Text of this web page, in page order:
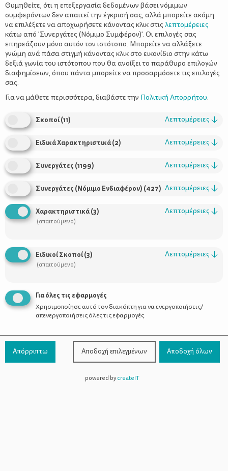
Ήλιος: Ελιξίριο για την ψυχή και το νου
– Τι δείχνουν οι έρευνες
Χρήσιμοι Σύνδεσμοι
Προϊόντα
Επικοινωνία
800-1199-800(από σταθερό,
χωρίς χρέωση)
Θυμηθείτε, ότι η επεξεργασία δεδομένων βάσει νόμιμων
συμφερόντων δεν απαιτεί την έγκρισή σας, αλλά μπορείτε ακόμη
να επιλέξετε να αποχωρήσετε κάνοντας κλικ στις λεπτομέρειες
κάτω από 'Συνεργάτες (Νόμιμο Συμφέρον)'. Οι επιλογές σας
επηρεάζουν μόνο αυτόν τον ιστότοπο. Μπορείτε να αλλάξετε
γνώμη ανά πάσα στιγμή κάνοντας κλικ στο εικονίδιο στην κάτω
δεξιά γωνία του ιστότοπου που θα ανοίξει το παράθυρο επιλογών
διαφημίσεων, όπου πάντα μπορείτε να προσαρμόσετε τις επιλογές
σας.
Για να μάθετε περισσότερα, διαβάστε την Πολιτική Απορρήτου.
Σκοποί(11) Λεπτομέρειες ↓
Ειδικά Χαρακτηριστικά(2) Λεπτομέρειες ↓
Συνεργάτες (1199) Λεπτομέρειες ↓
Συνεργάτες (Νόμιμο Ενδιαφέρον) (427) Λεπτομέρειες ↓
Χαρακτηριστικά(3)
(απαιτούμενο)
Λεπτομέρειες ↓
Ειδικοί Σκοποί(3)
(απαιτούμενο)
Λεπτομέρειες ↓
Για όλες τις εφαρμογές
Χρησιμοποίησε αυτό τον διακόπτη για να ενεργοποιήσεις/
απενεργοποιήσεις όλες τις εφαρμογές.
Απόρριπτω Αποδοχή επιλεγμένων Αποδοχή όλων
powered bycreateIT